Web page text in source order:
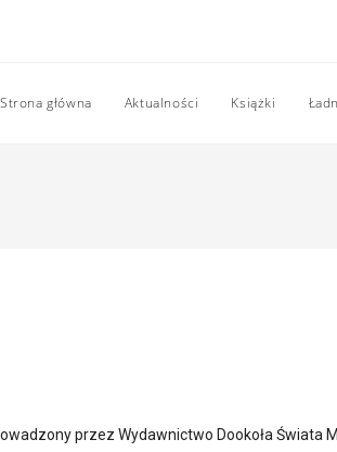
Strona główna Aktualności Książki
przez Wydawnictwo Dookoła Świata